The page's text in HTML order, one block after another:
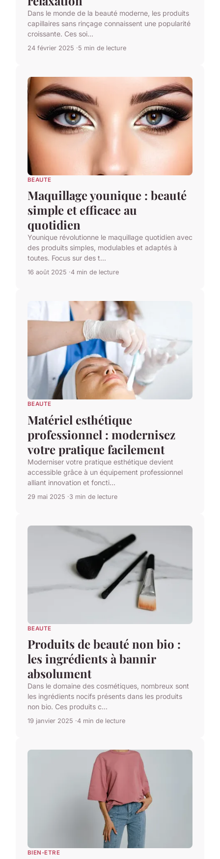
Dans le monde de la beauté moderne, les produits
capillaires sans rinçage connaissent une popularité
croissante. Ces soi...
24 février 2025 5 min de lecture
BEAUTE
Maquillage younique : beauté
simple et efficace au
quotidien
Younique révolutionne le maquillage quotidien avec
des produits simples, modulables et adaptés à
toutes. Focus sur des t...
16 août 2025 4 min de lecture
BEAUTE
Matériel esthétique
professionnel : modernisez
votre pratique facilement
Moderniser votre pratique esthétique devient
accessible grâce à un équipement professionnel
alliant innovation et foncti...
29 mai 2025 3 min de lecture
BEAUTE
Produits de beauté non bio :
les ingrédients à bannir
absolument
Dans le domaine des cosmétiques, nombreux sont
les ingrédients nocifs présents dans les produits
non bio. Ces produits c...
19 janvier 2025 4 min de lecture
BIEN-ETRE